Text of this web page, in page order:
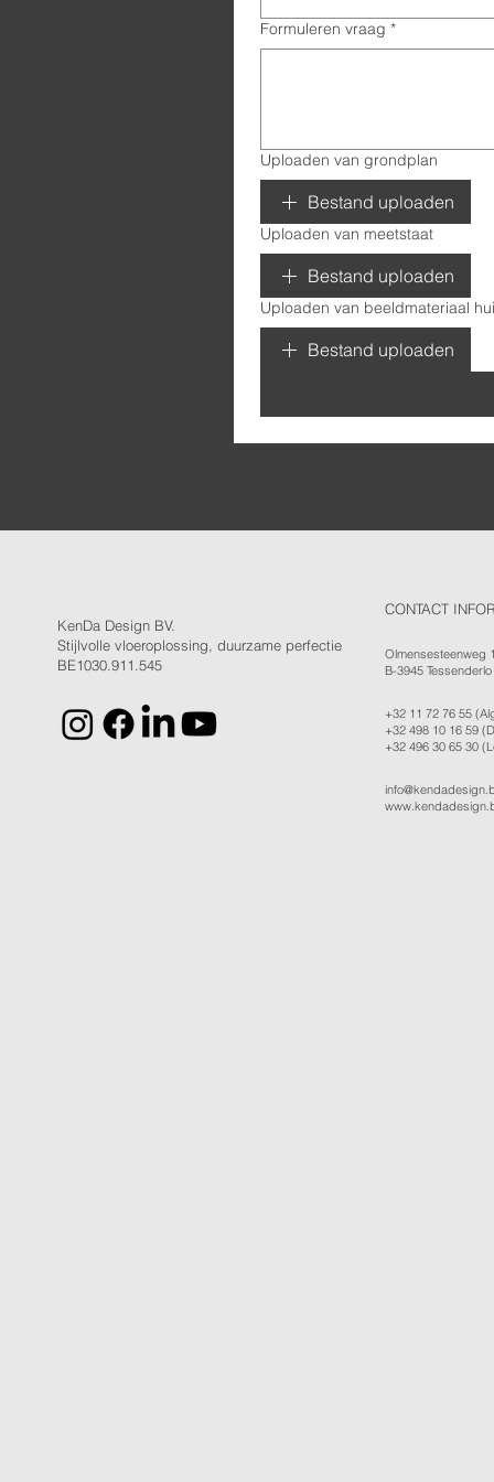
Formuleren vraag *
Uploaden van grondplan
Bestand uploaden
Uploaden van meetstaat
Bestand uploaden
Uploaden van beeldmateriaal
Bestand uploaden
KenDa Design BV.
Stijlvolle vloeroplossing, duurzame perfectie
BE1030.911.545
CONTACT
Olmensesteenweg
B-3945
+32 11 72 76 55
+32 498 10 16 59
+32 496 30 65 30